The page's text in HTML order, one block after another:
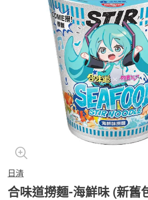
日清
合味道撈麵-海鮮味 (新舊